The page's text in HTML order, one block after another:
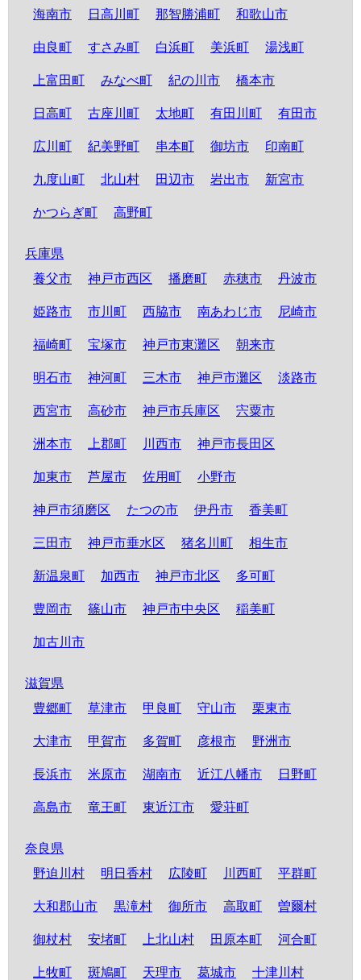
海南市
日高川町 那智勝浦町 和歌山市
由良町 すさみ町 白浜町 美浜町 湯浅町
上富田町 みなべ町 紀の川市 橋本市
日高町 古座川町 太地町 有田川町 有田市
広川町 紀美野町 串本町 御坊市 印南町
九度山町 北山村 田辺市 岩出市 新宮市
かつらぎ町 高野町
兵庫県
養父市
神戸市西区 播磨町 赤穂市 丹波市
姫路市 市川町 西脇市 南あわじ市 尼崎市
福崎町 宝塚市 神戸市東灘区 朝来市
明石市 神河町 三木市 神戸市灘区 淡路市
西宮市 高砂市 神戸市兵庫区 宍粟市
洲本市 上郡町 川西市 神戸市長田区
加東市 芦屋市 佐用町 小野市
神戸市須磨区 たつの市 伊丹市 香美町
三田市 神戸市垂水区 猪名川町 相生市
新温泉町 加西市 神戸市北区 多可町
豊岡市 篠山市 神戸市中央区 稲美町
加古川市
滋賀県
豊郷町
草津市 甲良町 守山市 栗東市
大津市 甲賀市 多賀町 彦根市 野洲市
長浜市 米原市 湖南市 近江八幡市 日野町
高島市 竜王町 東近江市 愛荘町
奈良県
野迫川村
明日香村 広陵町 川西町 平群町
大和郡山市 黒滝村 御所市 高取町 曽爾村
御杖村 安堵町 上北山村 田原本町 河合町
上牧町 斑鳩町 天理市 葛城市 十津川村